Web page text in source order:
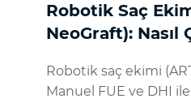
Robotik Saç
NeoGraft): Nasıl
Robotik saç ekimi
Manuel FUE ve DHI ile